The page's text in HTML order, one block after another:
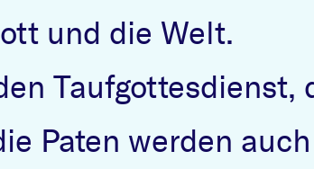
und die Welt.
Taufgottesdienst,
Paten werden